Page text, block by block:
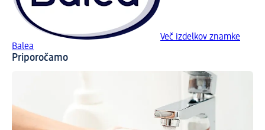
Več izdelkov znamke
Balea
Priporočamo